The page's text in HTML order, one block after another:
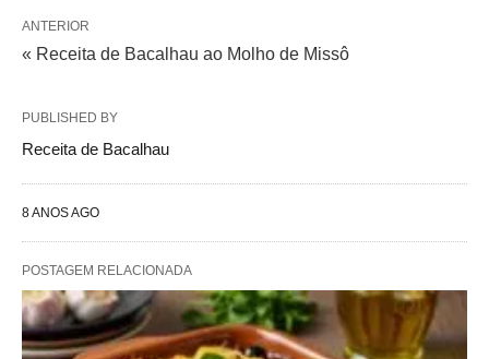
ANTERIOR
« Receita de Bacalhau ao Molho de Missô
PUBLISHED BY
Receita de Bacalhau
8 ANOS AGO
POSTAGEM RELACIONADA